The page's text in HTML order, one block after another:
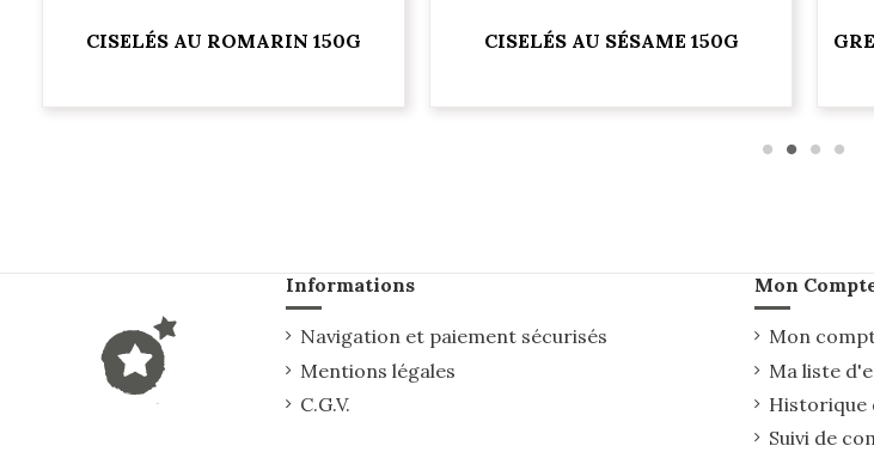
CISELÉS AU ROMARIN 150G CISELÉS AU SÉSAME 150G
Informations
Navigation et paiement sécurisés
Mentions légales
C.G.V.
Mon
Mon
Ma liste
Historique
Suivi de